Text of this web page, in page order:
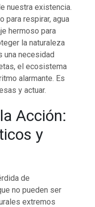
nuestra existencia.
para respirar, agua
hermoso para
la naturaleza
una necesidad
el ecosistema
alarmante. Es
y actuar.
Acción:
y
de
no pueden ser
extremos